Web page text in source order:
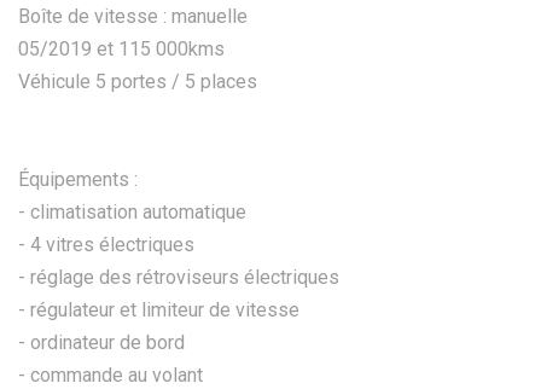
Boîte de vitesse : manuelle
05/2019 et 115 000kms
Véhicule 5 portes / 5 places
Équipements :
- climatisation automatique
- 4 vitres électriques
- réglage des rétroviseurs électriques
- régulateur et limiteur de vitesse
- ordinateur de bord
- commande au volant